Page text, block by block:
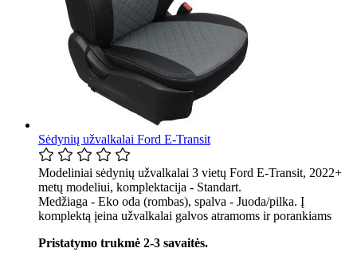
Sėdynių užvalkalai Ford E-Transit
Modeliniai sėdynių užvalkalai 3 vietų Ford E-Transit, 2022+
metų modeliui, komplektacija - Standart.
Medžiaga - Eko oda (rombas), spalva - Juoda/pilka. Į
komplektą įeina užvalkalai galvos atramoms ir porankiams
Pristatymo trukmė 2-3 savaitės.